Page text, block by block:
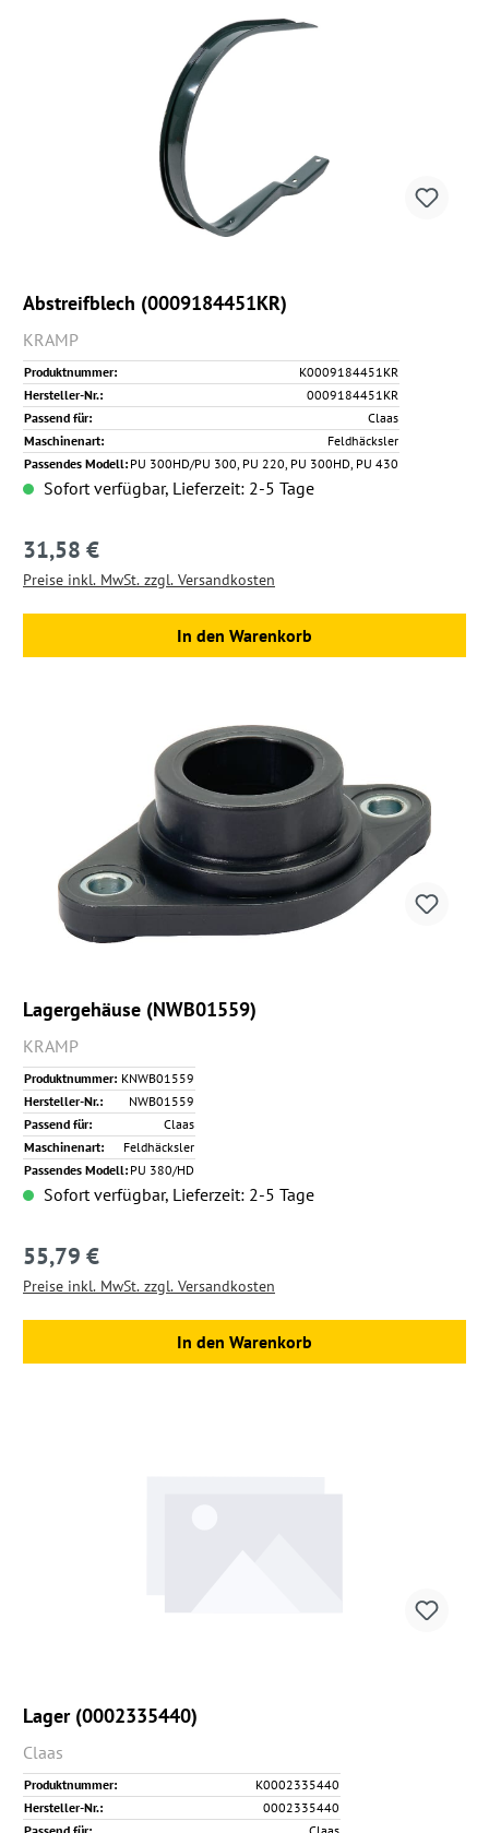
Abstreifblech (0009184451KR)
KRAMP
Produktnummer:
K0009184451KR
Hersteller-Nr.:
0009184451KR
Passend für:
Claas
Maschinenart:
Feldhäcksler
Passendes Modell: PU 300HD/PU 300, PU 220, PU 300HD, PU 430
Sofort verfügbar, Lieferzeit: 2-5 Tage
Regulärer Preis:
31,58 €
Preise inkl. MwSt. zzgl. Versandkosten
In den Warenkorb
Lagergehäuse (NWB01559)
KRAMP
Produktnummer: KNWB01559
Hersteller-Nr.:
NWB01559
Passend für:
Claas
Maschinenart:
Feldhäcksler
Passendes Modell: PU 380/HD
Sofort verfügbar, Lieferzeit: 2-5 Tage
Regulärer Preis:
55,79 €
Preise inkl. MwSt. zzgl. Versandkosten
In den Warenkorb
Lager (0002335440)
Claas
Produktnummer:
K0002335440
Hersteller-Nr.:
0002335440